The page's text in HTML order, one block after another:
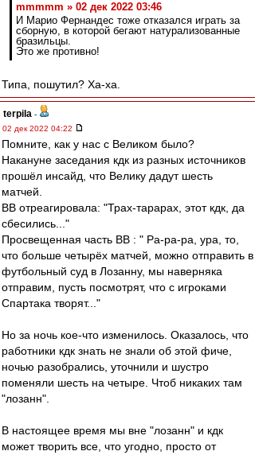
mmmmm » 02 дек 2022 03:46
И Марио Фернандес тоже отказался играть за
сборную, в которой бегают натурализованные
бразильцы.
Это же противно!
Типа, пошутил? Ха-ха.
terpila -
02 дек 2022 04:22
Помните, как у нас с Великом было?
Накануне заседания кдк из разных источников
прошёл инсайд, что Велику дадут шесть
матчей.
ВВ отреагировала: "Трах-тарарах, этот кдк, да
сбесились..."
Просвещенная часть ВВ : " Ра-ра-ра, ура, то,
что больше четырёх матчей, можно отправить в
футбольный суд в Лозанну, мы наверняка
отправим, пусть посмотрят, что с игроками
Спартака творят..."
Но за ночь кое-что изменилось. Оказалось, что
работники кдк знать не знали об этой фиче,
ночью разобрались, уточнили и шустро
поменяли шесть на четыре. Чтоб никаких там
"лозанн".
В настоящее время мы вне "лозанн" и кдк
может творить все, что угодно, просто от